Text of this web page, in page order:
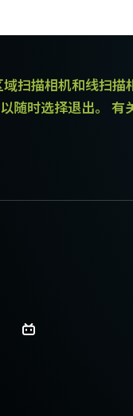
扫描相机和线扫
随时选择退出。